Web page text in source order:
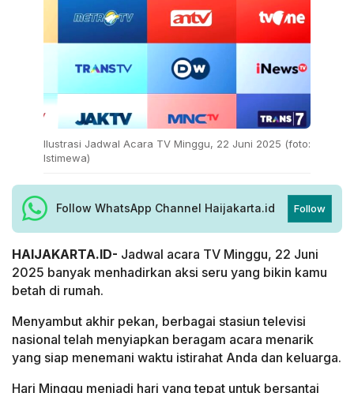
Ilustrasi Jadwal Acara TV Minggu, 22 Juni 2025 (foto:
Istimewa)
Follow WhatsApp Channel Haijakarta.id Follow
HAIJAKARTA.ID- Jadwal acara TV Minggu, 22 Juni
2025 banyak menhadirkan aksi seru yang bikin kamu
betah di rumah.
Menyambut akhir pekan, berbagai stasiun televisi
nasional telah menyiapkan beragam acara menarik
yang siap menemani waktu istirahat Anda dan keluarga.
Hari Minggu menjadi hari yang tepat untuk bersantai